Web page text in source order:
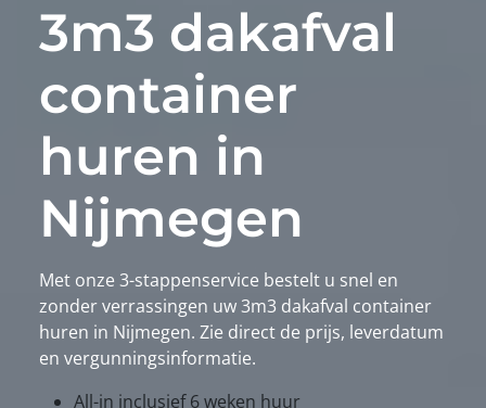
3m3 dakafval
container
huren in
Nijmegen
Met onze 3-stappenservice bestelt u snel en
zonder verrassingen uw 3m3 dakafval container
huren in Nijmegen. Zie direct de prijs, leverdatum
en vergunningsinformatie.
All-in inclusief 6 weken huur